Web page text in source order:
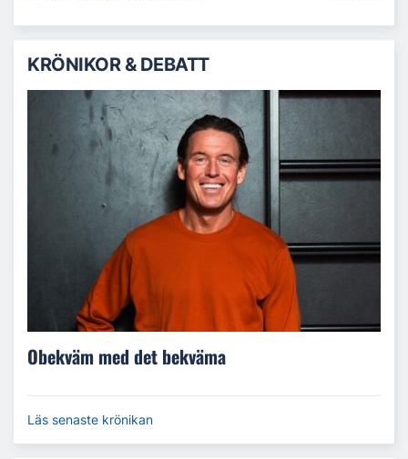
KRÖNIKOR & DEBATT
Obekväm med det bekväma
Läs senaste krönikan